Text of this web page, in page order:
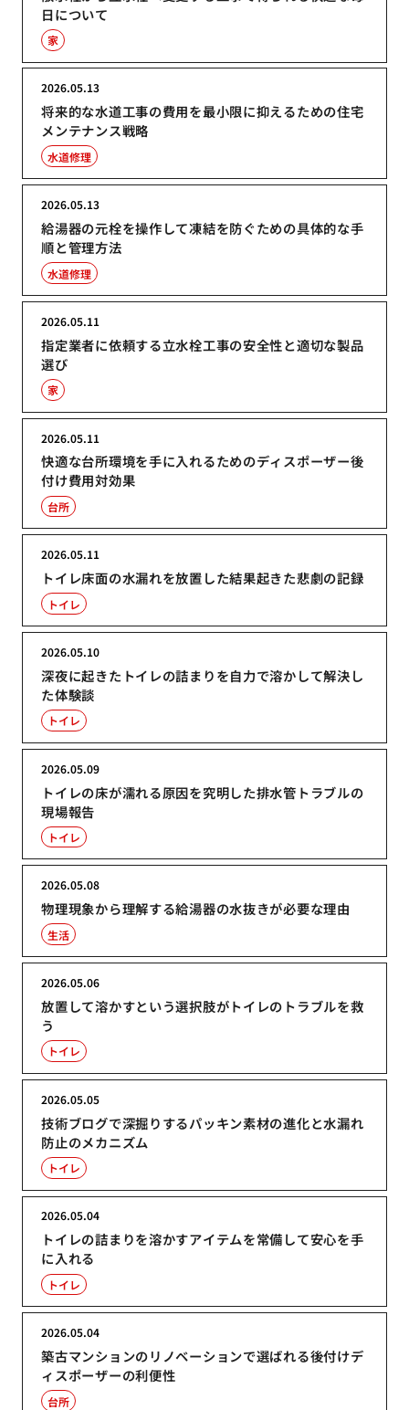
日について
家
将来的な水道工事の費用を最小限に抑えるための住宅
メンテナンス戦略
2026.05.13
水道修理
給湯器の元栓を操作して凍結を防ぐための具体的な手
順と管理方法
2026.05.13
水道修理
指定業者に依頼する立水栓工事の安全性と適切な製品
選び
2026.05.11
家
快適な台所環境を手に入れるためのディスポーザー後
付け費用対効果
2026.05.11
台所
トイレ床面の水漏れを放置した結果起きた悲劇の記録
2026.05.11
トイレ
深夜に起きたトイレの詰まりを自力で溶かして解決し
た体験談
2026.05.10
トイレ
トイレの床が濡れる原因を究明した排水管トラブルの
現場報告
2026.05.09
トイレ
物理現象から理解する給湯器の水抜きが必要な理由
2026.05.08
生活
放置して溶かすという選択肢がトイレのトラブルを救
う
2026.05.06
トイレ
技術ブログで深掘りするパッキン素材の進化と水漏れ
防止のメカニズム
2026.05.05
トイレ
トイレの詰まりを溶かすアイテムを常備して安心を手
に入れる
2026.05.04
トイレ
築古マンションのリノベーションで選ばれる後付けデ
ィスポーザーの利便性
2026.05.04
台所